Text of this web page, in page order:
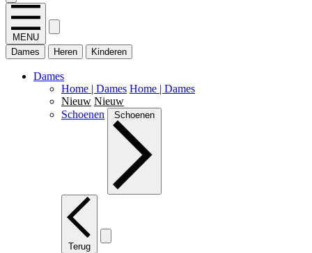
MENU
Dames
Heren Kinderen
Dames
Home | Dames Home | Dames
Nieuw Nieuw
Schoenen
Schoenen
Terug